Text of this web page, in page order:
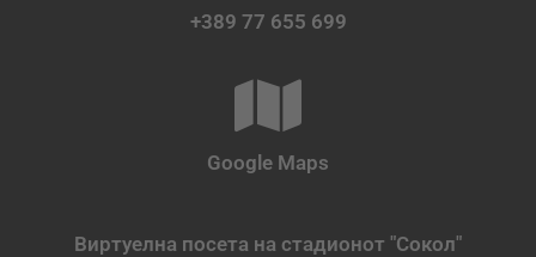
+389 77 655 699
Google Maps
Виртуелна посета на стадионот "Сокол"